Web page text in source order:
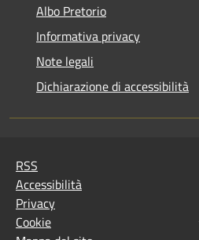
Albo Pretorio
Informativa privacy
Note legali
Dichiarazione di accessibilità
RSS
Accessibilità
Privacy
Cookie